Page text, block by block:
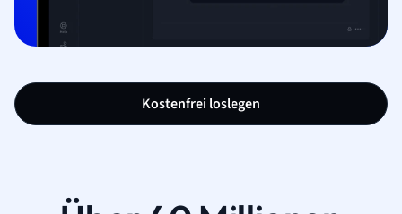
Kostenfrei loslegen